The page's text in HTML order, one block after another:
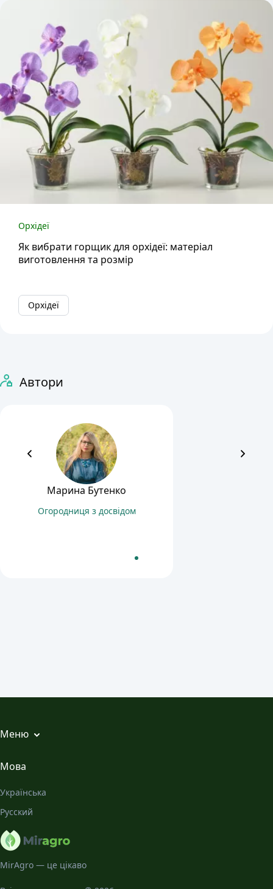
Орхідеї
Як вибрати горщик для орхідеї: матеріал
виготовлення та розмір
Орхідеї
Автори
Марина Бутенко
Огородниця з досвідом
MirAgro — це цікаво
Меню
Всі статті
Галерея
Про нас
Мова
Українська
Русский